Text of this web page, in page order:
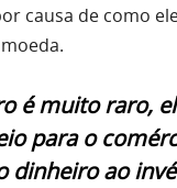
causa de como
é muito raro,
para o
dinheiro ao